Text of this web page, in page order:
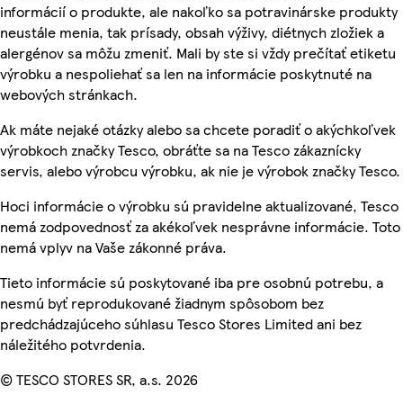
informácií o produkte, ale nakoľko sa potravinárske produkty
neustále menia, tak prísady, obsah výživy, diétnych zložiek a
alergénov sa môžu zmeniť. Mali by ste si vždy prečítať etiketu
výrobku a nespoliehať sa len na informácie poskytnuté na
webových stránkach.
Ak máte nejaké otázky alebo sa chcete poradiť o akýchkoľvek
výrobkoch značky Tesco, obráťte sa na Tesco zákaznícky
servis, alebo výrobcu výrobku, ak nie je výrobok značky Tesco.
Hoci informácie o výrobku sú pravidelne aktualizované, Tesco
nemá zodpovednosť za akékoľvek nesprávne informácie. Toto
nemá vplyv na Vaše zákonné práva.
Tieto informácie sú poskytované iba pre osobnú potrebu, a
nesmú byť reprodukované žiadnym spôsobom bez
predchádzajúceho súhlasu Tesco Stores Limited ani bez
náležitého potvrdenia.
© TESCO STORES SR, a.s. 2026